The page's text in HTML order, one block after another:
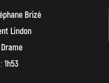
Brizé
Lindon
Drame
1h53